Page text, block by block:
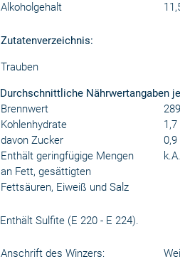
Alkoholgehalt
Zutatenverzeichnis:
Trauben
Durchschnittliche Nährwertangaben
Brennwert
Kohlenhydrate
1,7
davon Zucker
0,9
Enthält geringfügige Mengen
an Fett, gesättigten
Fettsäuren, Eiweiß und Salz
k.A.
Enthält Sulfite (E 220 - E 224).
Anschrift des Winzers: